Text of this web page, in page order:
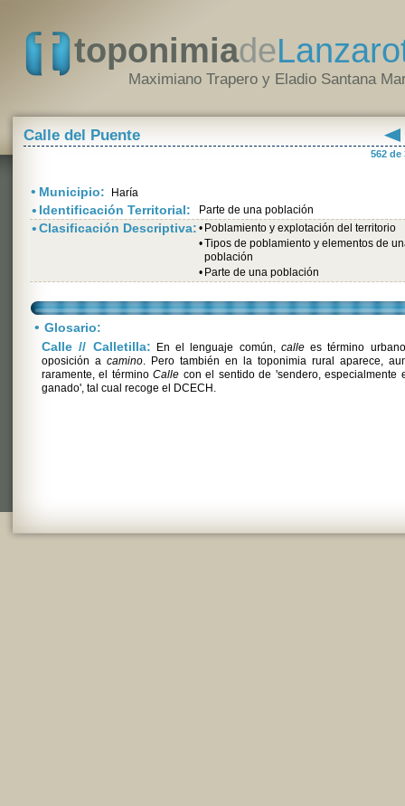
toponimiade
Maximiano Trapero y Eladio Santana
Calle del Puente
562 de
• Municipio: Haría
• Identificación Territorial: Parte de una población
•Clasificación Descriptiva: • Poblamiento y explotación del territorio
•Tipos de poblamiento y elementos de
población
• Parte de una población
• Glosario:
Calle // Calletilla: En el lenguaje común, callees término
oposición a camino. Pero también en la toponimia rural aparece,
raramente, el términoCalle con el sentido de 'sendero, especialmente
ganado', tal cual recoge el DCECH.